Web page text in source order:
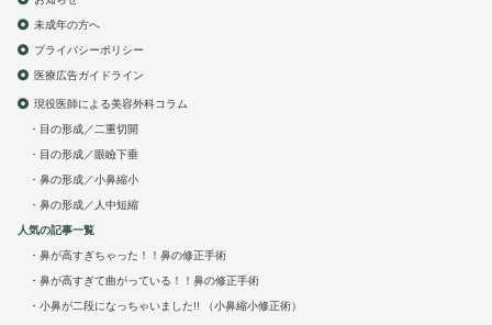
未成年の方へ
プライバシーポリシー
医療広告ガイドライン
現役医師による美容外科コラム
目の形成／二重切開
目の形成／眼瞼下垂
鼻の形成／小鼻縮小
鼻の形成／人中短縮
人気の記事一覧
鼻が高すぎちゃった！！鼻の修正手術
鼻が高すぎて曲がっている！！鼻の修正手術
小鼻が二段になっちゃいました!! （小鼻縮小修正術）